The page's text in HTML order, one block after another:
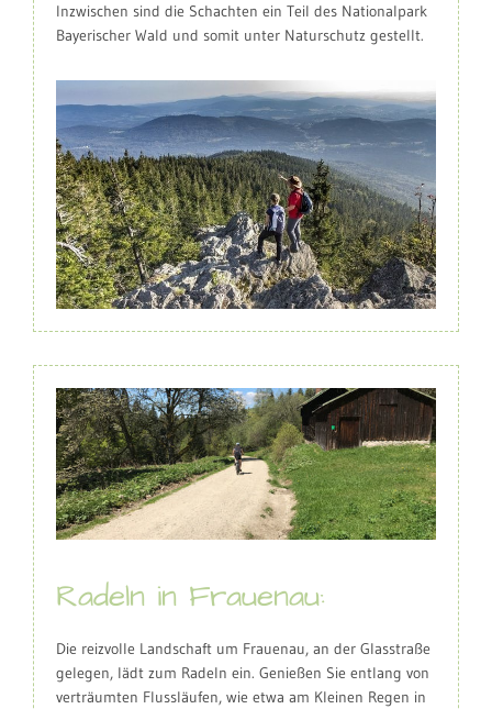
Inzwischen sind die Schachten ein Teil des Nationalpark
Bayerischer Wald und somit unter Naturschutz gestellt.
Radeln in Frauenau:
Die reizvolle Landschaft um Frauenau, an der Glasstraße
gelegen, lädt zum Radeln ein. Genießen Sie entlang von
verträumten Flussläufen, wie etwa am Kleinen Regen in